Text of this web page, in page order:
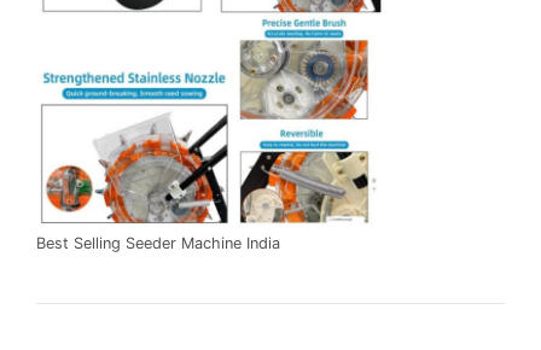
Best Selling Seeder Machine India